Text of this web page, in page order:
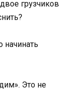
грузчиков
начинать
Это не